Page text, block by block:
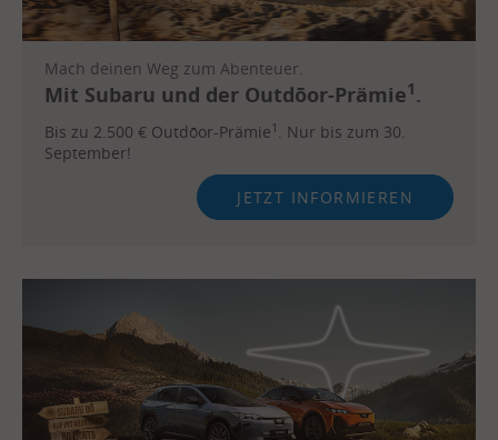
Mach deinen Weg zum Abenteuer.
Mit Subaru und der Outdōor-Prämie1.
Bis zu 2.500 € Outdōor-Prämie1 . Nur bis zum 30.
September!
JETZT INFORMIEREN